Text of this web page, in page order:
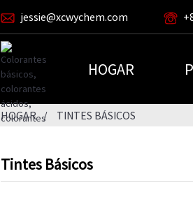
jessie@xcwychem.com
HOGAR
HOGAR TINTES BÁSICOS
Tintes Básicos